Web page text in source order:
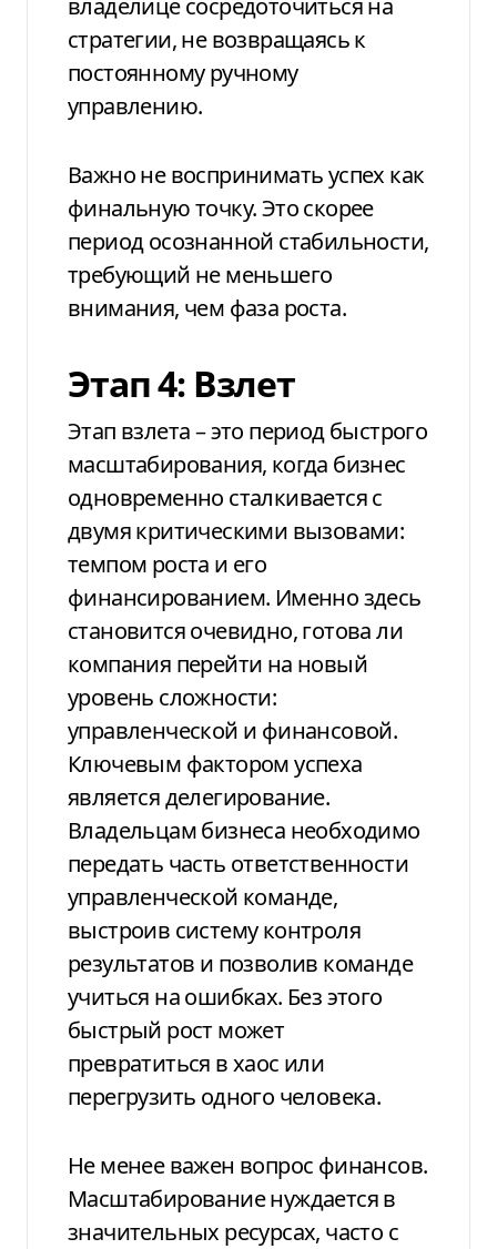
владелице сосредоточиться на
стратегии, не возвращаясь к
постоянному ручному
управлению.
Важно не воспринимать успех как
финальную точку. Это скорее
период осознанной стабильности,
требующий не меньшего
внимания, чем фаза роста.
Этап 4: Взлет
Этап взлета – это период быстрого
масштабирования, когда бизнес
одновременно сталкивается с
двумя критическими вызовами:
темпом роста и его
финансированием. Именно здесь
становится очевидно, готова ли
компания перейти на новый
уровень сложности:
управленческой и финансовой.
Ключевым фактором успеха
является делегирование.
Владельцам бизнеса необходимо
передать часть ответственности
управленческой команде,
выстроив систему контроля
результатов и позволив команде
учиться на ошибках. Без этого
быстрый рост может
превратиться в хаос или
перегрузить одного человека.
Не менее важен вопрос финансов.
Масштабирование нуждается в
значительных ресурсах, часто с